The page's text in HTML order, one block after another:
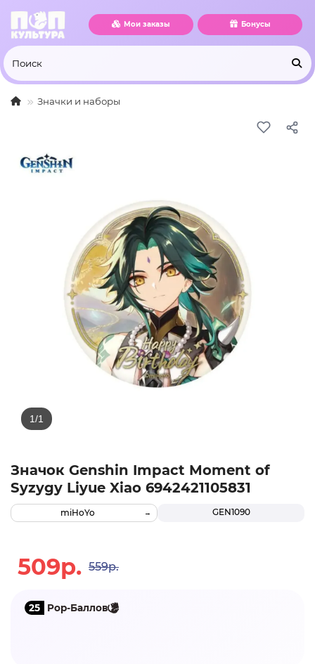
Мои заказы Бонусы
Значки и наборы
Значок Genshin Impact Moment of
Syzygy Liyue Xiao 6942421105831
GEN1090
miHoYo
509р. 559р.
25 Pop-Баллов